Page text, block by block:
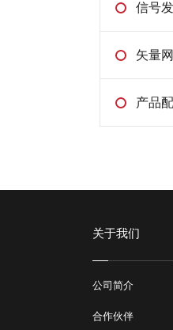
信号
矢量
产品
关于我们
公司简介
合作伙伴